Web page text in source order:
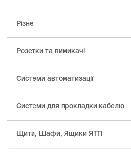
Різне
Розетки та вимикачі
Системи автоматизації
Системи для прокладки кабелю
Щити, Шафи, Ящики ЯТП